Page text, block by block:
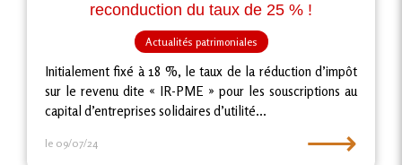
reconduction du taux de 25 % !
Actualités patrimoniales
Initialement fixé à 18 %, le taux de la réduction d’impôt
sur le revenu dite « IR-PME » pour les souscriptions au
capital d’entreprises solidaires d’utilité...
le 09/07/24 ⟶